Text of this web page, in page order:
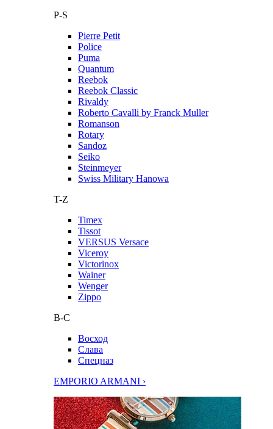
P-S
Pierre Petit
Police
Puma
Quantum
Reebok
Reebok Classic
Rivaldy
Roberto Cavalli by Franck Muller
Romanson
Rotary
Sandoz
Seiko
Steinmeyer
Swiss Military Hanowa
T-Z
Timex
Tissot
VERSUS Versace
Viceroy
Victorinox
Wainer
Wenger
Zippo
В-С
Восход
Слава
Спецназ
EMPORIO ARMANI ›